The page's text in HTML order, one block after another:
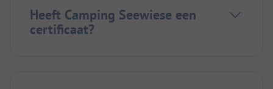
Heeft Camping Seewiese een
certificaat?